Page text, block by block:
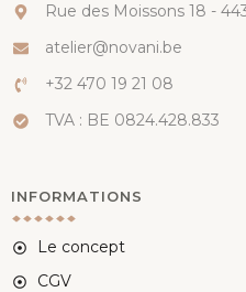
Rue des Moissons 18 -
atelier@novani.be
+32 470 19 21 08
TVA : BE 0824.428.833
INFORMATIONS
Le concept
CGV